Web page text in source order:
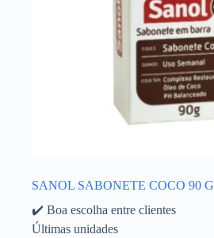
SANOL SABONETE COCO 90 G
✔️ Boa escolha entre clientes
Últimas unidades